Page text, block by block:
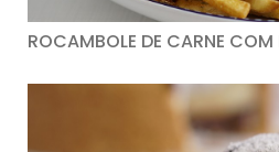
ROCAMBOLE DE CARNE